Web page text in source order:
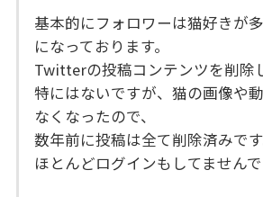
基本的にフォロワーは猫好きが
になっております。
Twitterの投稿コンテンツを削除
特にはないですが、猫の画像や
なくなったので、
数年前に投稿は全て削除済みで
ほとんどログインもしてませんで